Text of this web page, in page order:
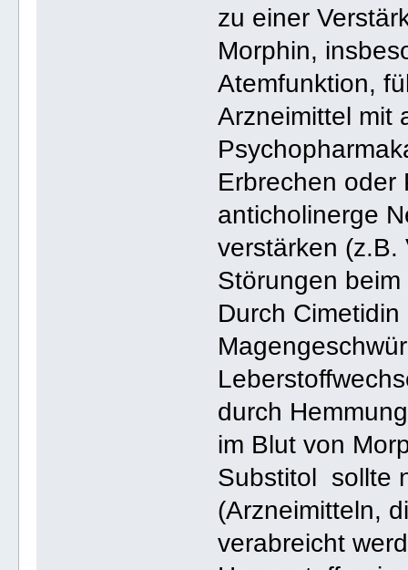
zu einer
Morphin,
Atemfunktion,
Arzneimittel mit
Erbrechen oder
anticholinerge
verstärken (z.B.
Störungen
Durch
durch
im Blut von
Substitol sollte
(Arzneimitteln,
verabreicht